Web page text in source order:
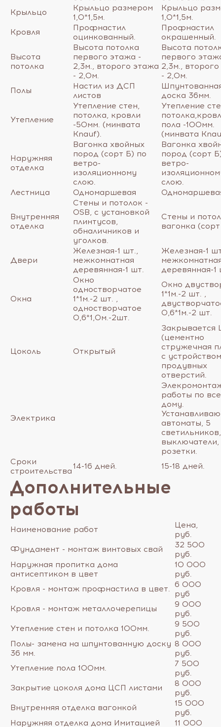
Крыльцо
Крыльцо размером
1,0*1,5м.
Крыльцо
1,0*1,5м.
Кровля
Профнастил
оцинкованный.
Профнастил
окрашенный.
Высота
потолка
Высота потолка
первого этажа -
2,3м., второго этажа
- 2,0м.
Высота
первого
2,3м.,
- 2,0м.
Полы
Настил из ДСП
листов
доска 36мм.
Утепление
Утепление стен,
потолка, кровли
-50мм. (минвата
Knauf).
Утепление
пола -100мм.
(минвата
Наружняя
отделка
Вагонка хвойных
пород (сорт Б) по
ветро-
изоляционному
слою.
Вагонка
пород (сорт
ветро-
слою.
Лестница
Одномаршевая
Внутренняя
отделка
Стены и потолок -
OSB, с установкой
плинтусов,
обналичников и
уголков.
Стены и
вагонка
Двери
Железная-1 шт.,
межкомнатная
деревянная-1 шт.
Железная-1
деревянная-1
Окна
Окно
одностворчатое
1*1м.-2 шт. ,
одностворчатое
0,6*1,0м.-2шт.
Окно
1*1м.-2 шт. ,
0,6*1м.-2 шт.
Цоколь Открытый
Закрывается
(цементно
стружечная
с устройством
продувных
отверстий.
Электрика
работы по
дому.
автоматы, 5
светильников,
выключатели,
розетки.
Сроки
строительства
14-16 дней. 15-18 дней.
Дополнительные
работы
Наименование работ
Цена,
руб.
Фундамент - монтаж винтовых свай
32 500
руб.
Наружная пропитка дома
антисептиком в цвет
10 000
руб.
Кровля - монтаж профнастила в цвет.
6 000
руб
Кровля - монтаж металлочерепицы
9 000
руб.
Утепление стен и потолка 100мм.
9 500
руб.
Полы- замена на шпунтованную доску
36 мм.
8 000
руб.
Утепление пола 100мм.
7 500
руб.
Закрытие цоколя дома ЦСП листами
8 000
руб.
Внутренняя отделка вагонкой
15 000
руб.
Наружняя отделка дома Имитацией
11 000